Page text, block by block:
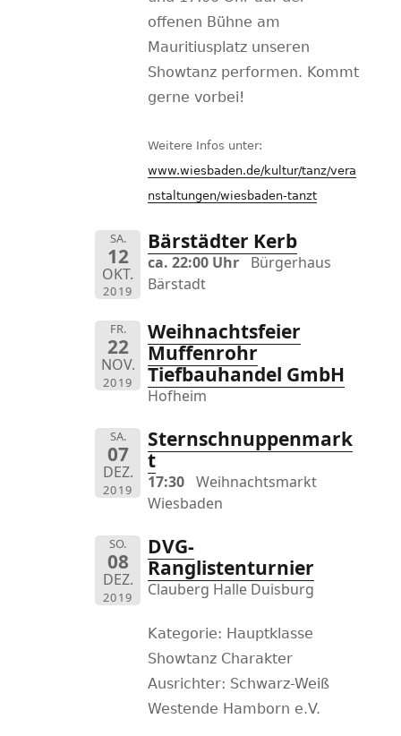
offenen Bühne am
Mauritiusplatz unseren
Showtanz performen. Kommt
gerne vorbei!
Weitere Infos unter:
www.wiesbaden.de/kultur/tanz/vera
nstaltungen/wiesbaden-tanzt
SA.
12
OKT.
2019
Bärstädter Kerb
ca. 22:00 Uhr
Bürgerhaus
Bärstadt
FR.
22
NOV.
2019
Weihnachtsfeier
Muffenrohr
Tiefbauhandel GmbH
Hofheim
SA.
07
DEZ.
2019
Sternschnuppenmark
t
17:30 Weihnachtsmarkt
Wiesbaden
SO.
08
DEZ.
2019
DVG-
Ranglistenturnier
Clauberg Halle Duisburg
Kategorie: Hauptklasse
Showtanz Charakter
Ausrichter: Schwarz-Weiß
Westende Hamborn e.V.